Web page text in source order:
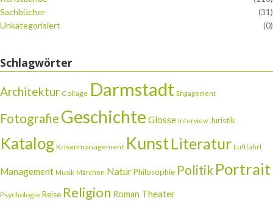
Sachbücher
(31)
Unkategorisiert
(0)
Schlagwörter
Architektur Collage Darmstadt Engagement
Fotografie Geschichte Glosse Interview Juristik
Katalog Krisenmanagement KunstLiteratur Luftfahrt
Management Musik Märchen NaturPhilosophie Politik Portrait
Psychologie Reise Religion Roman Theater